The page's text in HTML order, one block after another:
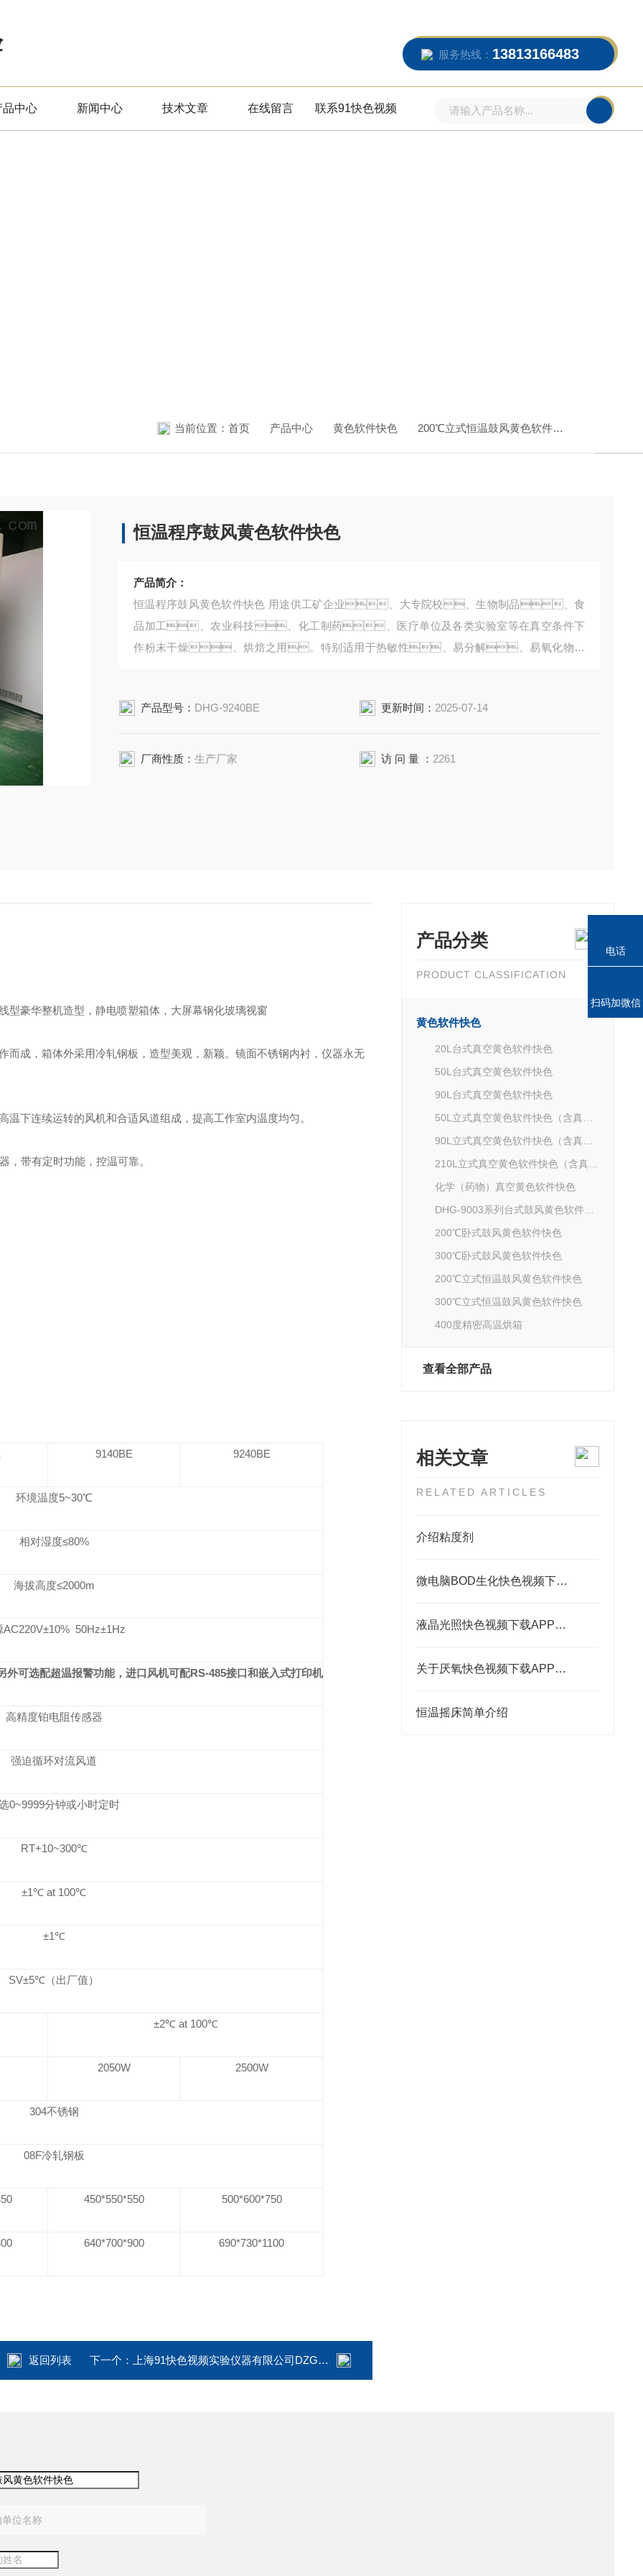
服务热线： 13813166483
品中心 新闻中心 技术文章 在线留言 联系91快色视频
当前位置： 首页 产品中心 黄色软件快色 200℃立式恒温鼓风黄色软件快色
恒温程序鼓风黄色软件快色
产品简介：
恒温程序鼓风黄色软件快色 用途供工矿企业、大专院校、生物制品、食
品加工、农业科技、化工制药、医疗单位及各类实验室等在真空条件下
作粉末干燥、烘焙之用。特别适用于热敏性、易分解、易氧化物质
产品型号： DHG-9240BE 更新时间： 2025-07-14
厂商性质：生产厂家 访 问 量 ： 2261
产品分类
PRODUCT CLASSIFICATION
黄色软件快色
20L台式真空黄色软件快色
50L台式真空黄色软件快色
90L台式真空黄色软件快色
化学（药物）真空黄色软件快色
DHG-9003系列台式鼓风黄色软件快色
200℃卧式鼓风黄色软件快色
300℃卧式鼓风黄色软件快色
200℃立式恒温鼓风黄色软件快色
300℃立式恒温鼓风黄色软件快色
400度精密高温烘箱
查看全部产品
相关文章
RELATED ARTICLES
介绍粘度剂
微电脑BOD生化快色视频下载APP使用的一些技术特点分析阐述
液晶光照快色视频下载APP产品特性简述
关于厌氧快色视频下载APP的厌氧环境是如何形成
恒温摇床简单介绍
豪华整机造型，静电喷塑箱体，大屏幕钢化玻璃视窗
，箱体外采用冷轧钢板，造型美观，新颖。镜面不锈钢内衬，仪器永无
下连续运转的风机和合适风道组成，提高工作室内温度均匀。
，带有定时功能，控温可靠。
9140BE 9240BE
环境温度5~30℃
相对湿度≤80%
海拔高度≤2000m
AC220V±10% 50Hz±1Hz
外可选配超温报警功能，进口风机可配RS-485接口和嵌入式打印机
高精度铂电阻传感器
强迫循环对流风道
0~9999分钟或小时定时
RT+10~300℃
±1℃ at 100℃
±1℃
SV±5℃（出厂值）
±2℃ at 100℃
2050W 2500W
304不锈钢
08F冷轧钢板
450*550*550 500*600*750
640*700*900 690*730*1100
返回列表 下一个： 上海91快色视频实验仪器有限公司DZG-6090常州 台式90L真空黄色软件快色
电话
扫码加微信